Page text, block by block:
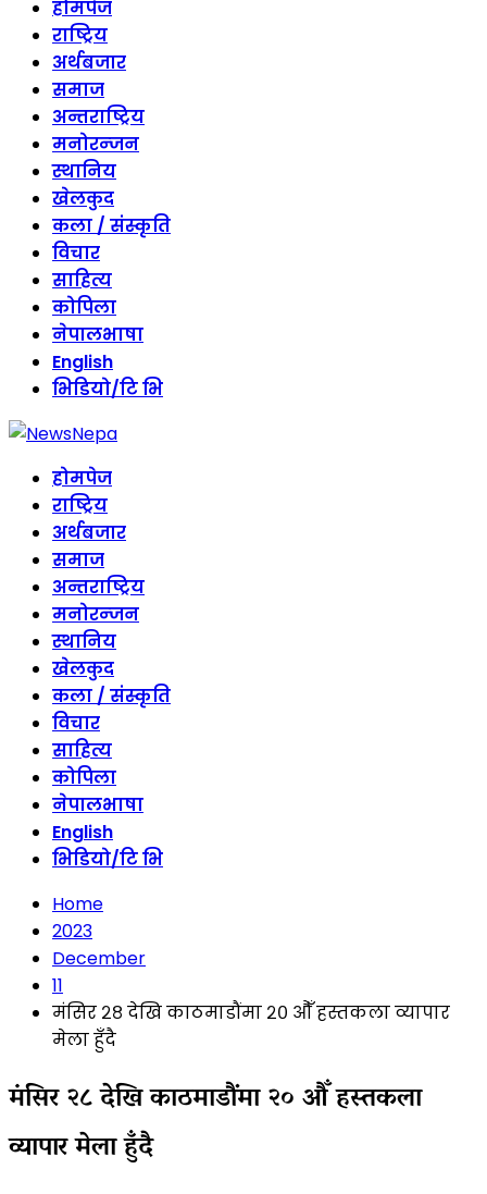
होमपेज
राष्ट्रिय
अर्थबजार
समाज
अन्तराष्ट्रिय
मनोरन्जन
स्थानिय
खेलकुद
कला / संस्कृति
विचार
साहित्य
कोपिला
नेपालभाषा
English
भिडियो/टि भि
होमपेज
राष्ट्रिय
अर्थबजार
समाज
अन्तराष्ट्रिय
मनोरन्जन
स्थानिय
खेलकुद
कला / संस्कृति
विचार
साहित्य
कोपिला
नेपालभाषा
English
भिडियो/टि भि
Home
2023
December
11
मंसिर २८ देखि काठमाडौंमा २० औँ हस्तकला व्यापार
मेला हुँदै
मंसिर २८ देखि काठमाडौंमा २० औँ हस्तकला
व्यापार मेला हुँदै